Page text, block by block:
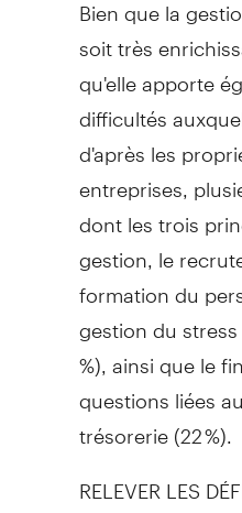
soit très
qu'elle apporte
difficultés
d'après les
entreprises,
dont les trois
gestion, le
formation du
gestion du
%), ainsi que le
questions liées
trésorerie (22 %).
RELEVER LES